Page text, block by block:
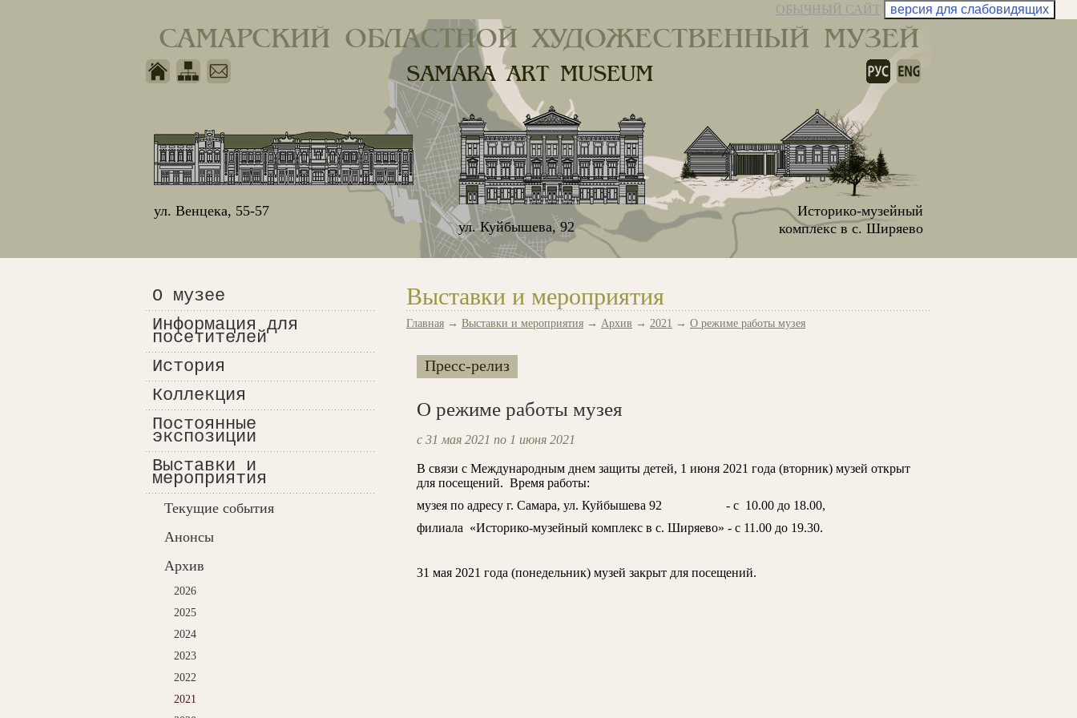
ОБЫЧНЫЙ САЙТ версия для слабовидящих
САМАРСКИЙ ОБЛАСТНОЙ ХУДОЖЕСТВЕННЫЙ МУЗЕЙ
SAMARA ART MUSEUM
ул. Куйбышева, 92
ул. Венцека, 55-57
Историко-музейный
комплекс в с. Ширяево
О музее
Информация для
посетителей
История
Коллекция
Постоянные
экспозиции
Выставки и
мероприятия
Текущие события
Анонсы
Архив
2026
2025
2024
2023
2022
2021
Выставки и мероприятия
Главная → Выставки и мероприятия → Архив → 2021 → О режиме работы музея
Пресс-релиз
О режиме работы музея
с 31 мая 2021 по 1 июня 2021
В связи с Международным днем защиты детей, 1 июня 2021 года (вторник) музей открыт
для посещений. Время работы:
музея по адресу г. Самара, ул. Куйбышева 92 - с 10.00 до 18.00,
филиала «Историко-музейный комплекс в с. Ширяево» - с 11.00 до 19.30.
31 мая 2021 года (понедельник) музей закрыт для посещений.